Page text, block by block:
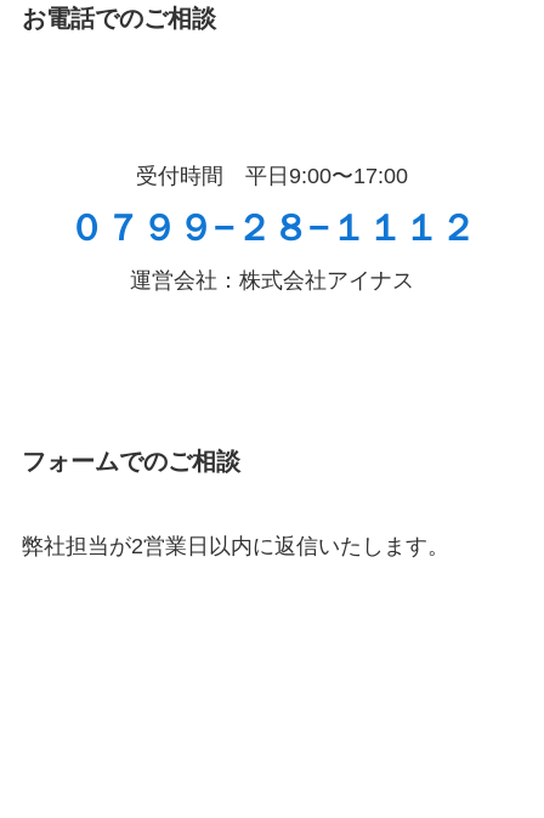
お電話でのご相談
受付時間 平日9:00〜17:00
０７９９−２８−１１１２
運営会社：株式会社アイナス
フォームでのご相談
弊社担当が2営業日以内に返信いたします。